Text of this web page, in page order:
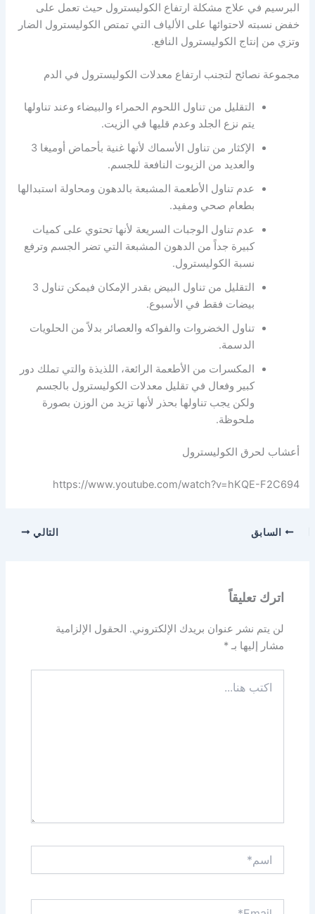
البرسيم في علاج مشكلة ارتفاع الكوليسترول حيث تعمل على
خفض نسبته لاحتوائها على الألياف التي تمتص الكوليسترول الضار
وتزي من إنتاج الكوليسترول النافع.
مجموعة نصائح لتجنب ارتفاع معدلات الكوليسترول في الدم
التقليل من تناول اللحوم الحمراء والبيضاء وعند تناولها
يتم نزع الجلد وعدم قليها في الزيت.
الإكثار من تناول الأسماك لأنها غنية بأحماض أوميغا 3
والعديد من الزيوت النافعة للجسم.
عدم تناول الأطعمة المشبعة بالدهون ومحاولة استبدالها
بطعام صحي ومفيد.
عدم تناول الوجبات السريعة لأنها تحتوي على كميات
كبيرة جداً من الدهون المشبعة التي تضر الجسم وترفع
نسبة الكوليسترول.
التقليل من تناول البيض بقدر الإمكان فيمكن تناول 3
بيضات فقط في الأسبوع.
تناول الخضروات والفواكه والعصائر بدلاً من الحلويات
الدسمة.
المكسرات من الأطعمة الرائعة، اللذيذة والتي تملك دور
كبير وفعال في تقليل معدلات الكوليسترول بالجسم
ولكن يجب تناولها بحذر لأنها تزيد من الوزن بصورة
ملحوظة.
أعشاب لحرق الكوليسترول
https://www.youtube.com/watch?v=hKQE-F2C694
السابق التالي
اترك تعليقاً
لن يتم نشر عنوان بريدك الإلكتروني.
الحقول الإلزامية
مشار إليها بـ*
هنا...